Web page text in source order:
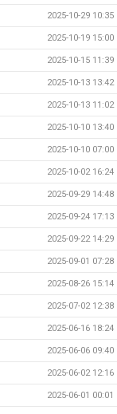
2025-10-29 10:35
2025-10-19 15:00
2025-10-15 11:39
2025-10-13 13:42
2025-10-13 11:02
2025-10-10 13:40
2025-10-10 07:00
2025-10-02 16:24
2025-09-29 14:48
2025-09-24 17:13
2025-09-22 14:29
2025-09-01 07:28
2025-08-26 15:14
2025-07-02 12:38
2025-06-16 18:24
2025-06-06 09:40
2025-06-02 12:16
2025-06-01 00:01